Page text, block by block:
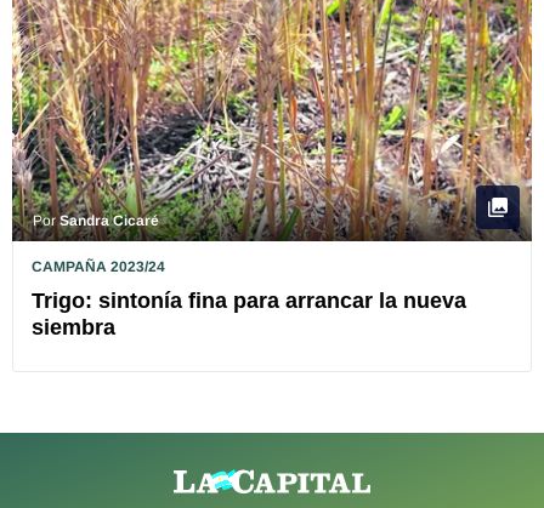
PorSandra Cicaré
CAMPAÑA 2023/24
Trigo: sintonía fina para arrancar la nueva
siembra